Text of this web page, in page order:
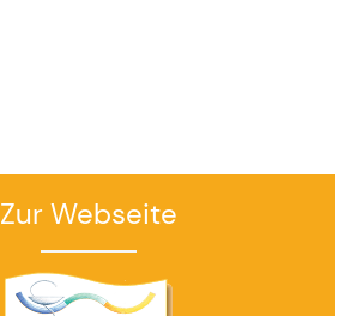
Zur Webseite